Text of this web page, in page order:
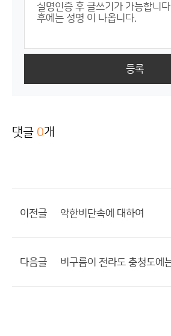
등록
댓글 0개
이전글 약한비단속에 대하여
다음글